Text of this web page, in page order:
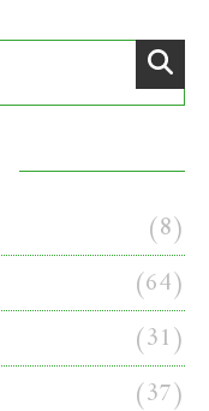
(8)
(64)
(31)
(37)